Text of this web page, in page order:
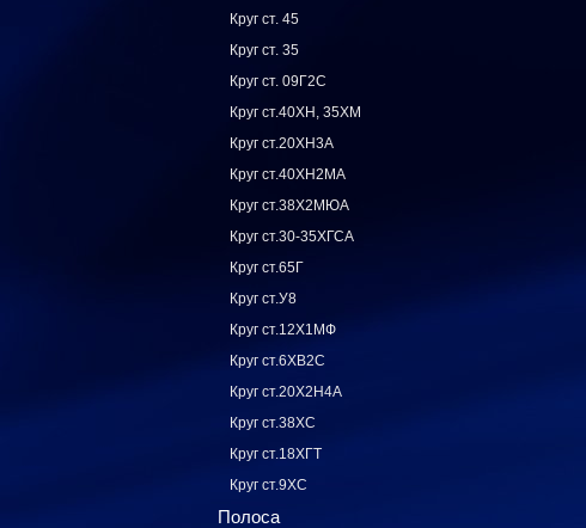
Круг ст. 45
Круг ст. 35
Круг ст. 09Г2С
Круг ст.40ХН, 35ХМ
Круг ст.20ХН3А
Круг ст.40ХН2МА
Круг ст.38Х2МЮА
Круг ст.30-35ХГСА
Круг ст.65Г
Круг ст.У8
Круг ст.12Х1МФ
Круг ст.6ХВ2С
Круг ст.20Х2Н4А
Круг ст.38ХС
Круг ст.18ХГТ
Круг ст.9ХС
Полоса